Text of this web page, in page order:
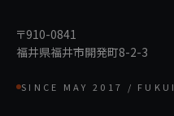
〒910-0841
福井県福井市開発町8-2-3
SINCE MAY 2017 / FUKUI